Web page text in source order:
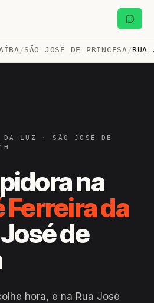
/SÃO JOSÉ DE PRINCESA /RUA
DA LUZ · SÃO JOSÉ DE
na
Ferreira da
de
hora, e na Rua José